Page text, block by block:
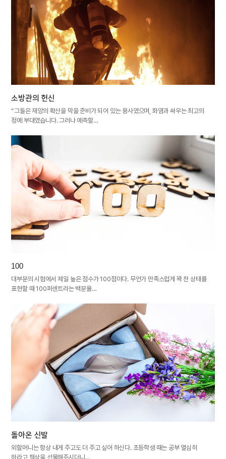
소방관의 헌신
“그들은 재앙의 확산을 막을 준비가 되어 있는 용사였으며, 화염과 싸우는 최고의
정예 부대였습니다. 그러나 예측할…
100
대부분의 시험에서 제일 높은 점수가 100점이다. 무언가 만족스럽게 꽉 찬 상태를
표현할 때 100퍼센트라는 백분율…
돌아온 신발
외할머니는 항상 내게 주고도 더 주고 싶어 하신다. 초등학생 때는 공부 열심히
하라고 책상을 선물해주시더니…